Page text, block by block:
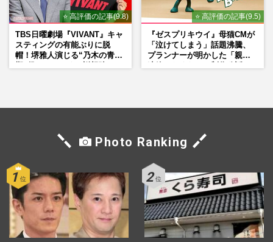
⭐ 高評価の記事(9.8)
TBS日曜劇場『VIVANT』キャ
スティングの有能ぶりに脱
帽！堺雅人演じる“乃木の青年
⭐ 高評価の記事(9.5)
『ゼスプリキウイ』母猫CMが
「泣けてしまう」話題沸騰、
プランナーが明かした「親に
Photo Ranking